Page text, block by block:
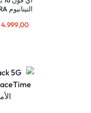
التيتانيوم TDRA
4.999,00